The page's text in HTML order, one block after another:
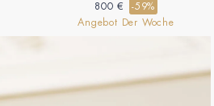
800 €
-59%
Angebot Der Woche